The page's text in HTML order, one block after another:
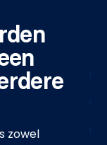
zowel